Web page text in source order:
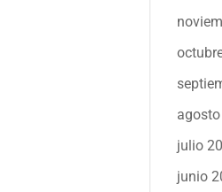
julio
junio